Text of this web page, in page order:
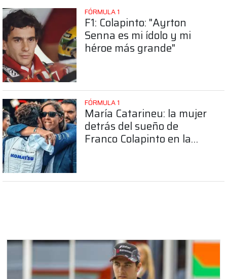
FÓRMULA 1
F1: Colapinto: "Ayrton
Senna es mi ídolo y mi
héroe más grande"
FÓRMULA 1
María Catarineu: la mujer
detrás del sueño de
Franco Colapinto en la